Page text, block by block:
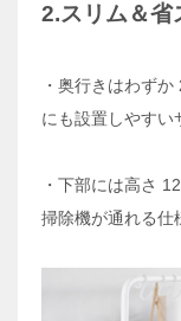
2.スリム＆省
・奥行きはわず
にも設置しやすい
・下部には高さ
掃除機が通れる仕